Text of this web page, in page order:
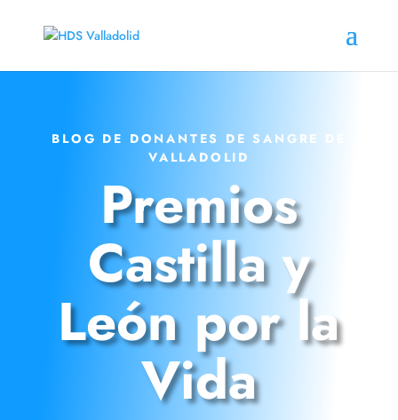
BLOG DE DONANTES DE SANGRE DE
VALLADOLID
Premios
Castilla y
León por la
Vida